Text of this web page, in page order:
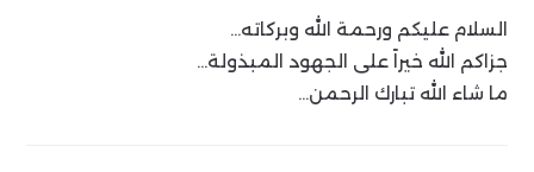
السلام عليكم ورحمة الله وبركاته…
جزاكم الله خيراً على الجهود المبذولة…
ما شاء الله تبارك الرحمن…